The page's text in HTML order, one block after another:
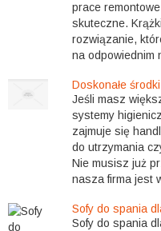
prace
skuteczne.
rozwiązanie,
na odpowiednim
Doskonałe
Jeśli masz
systemy
zajmuje się
do utrzymania
Nie musisz już
nasza firma jest
Sofy do spania
Sofy do spania